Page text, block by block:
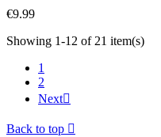
€9.99
Showing 1-12 of 21 item(s)
1
2
Next
Back to top 